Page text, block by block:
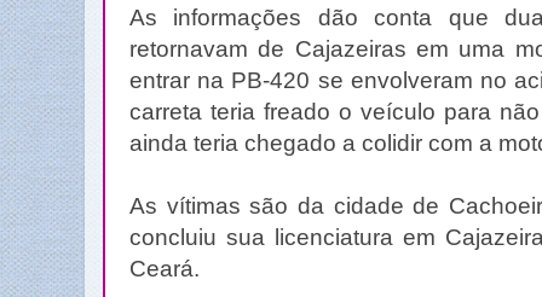
As informações dão conta que
retornavam de Cajazeiras em uma
entrar na PB-420 se envolveram no
carreta teria freado o veículo para
ainda teria chegado a colidir com a
As vítimas são da cidade de
concluiu sua licenciatura em
Ceará.